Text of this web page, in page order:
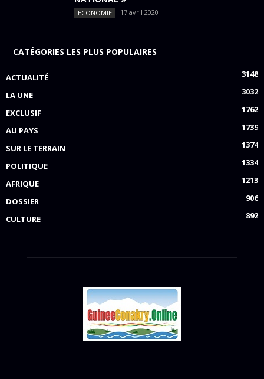
ECONOMIE 17 avril 2020
CATÉGORIES LES PLUS POPULAIRES
ACTUALITÉ
3148
LA UNE
3032
EXCLUSIF
1762
AU PAYS
1739
SUR LE TERRAIN
1374
POLITIQUE
1334
AFRIQUE
1213
DOSSIER
906
CULTURE
892